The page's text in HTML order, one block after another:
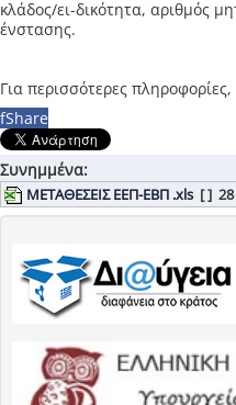
κλάδος/ει-δικότητα, αριθμός
ένστασης.
Για περισσότερες
fShare
Συνημμένα:
ΜΕΤΑΘΕΣΕΙΣ ΕΕΠ-ΕΒΠ .xls [ ]